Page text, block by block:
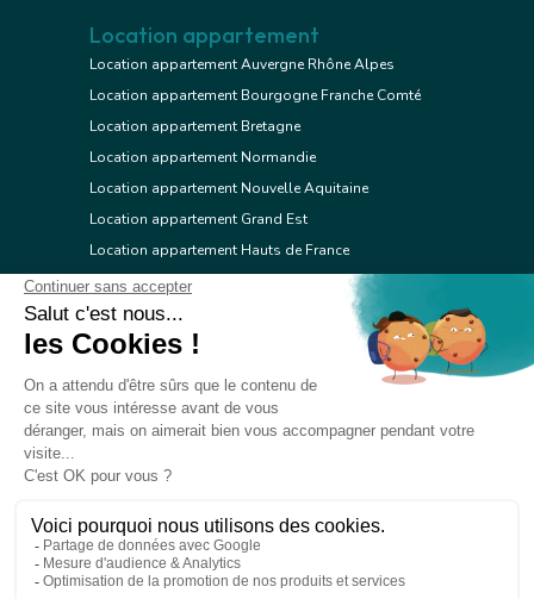
© 2026 Réseau immobilier l'Adresse
Location appartement
Location appartement Auvergne Rhône Alpes
Location appartement Bourgogne Franche Comté
Location appartement Bretagne
Location appartement Normandie
Location appartement Nouvelle Aquitaine
Location appartement Grand Est
Location appartement Hauts de France
Location appartement Ile de France
Location appartement Centre Val de Loire
Location appartement Occitanie
Location appartement Provence Alpes Côte d'Azur
Location appartement Corse